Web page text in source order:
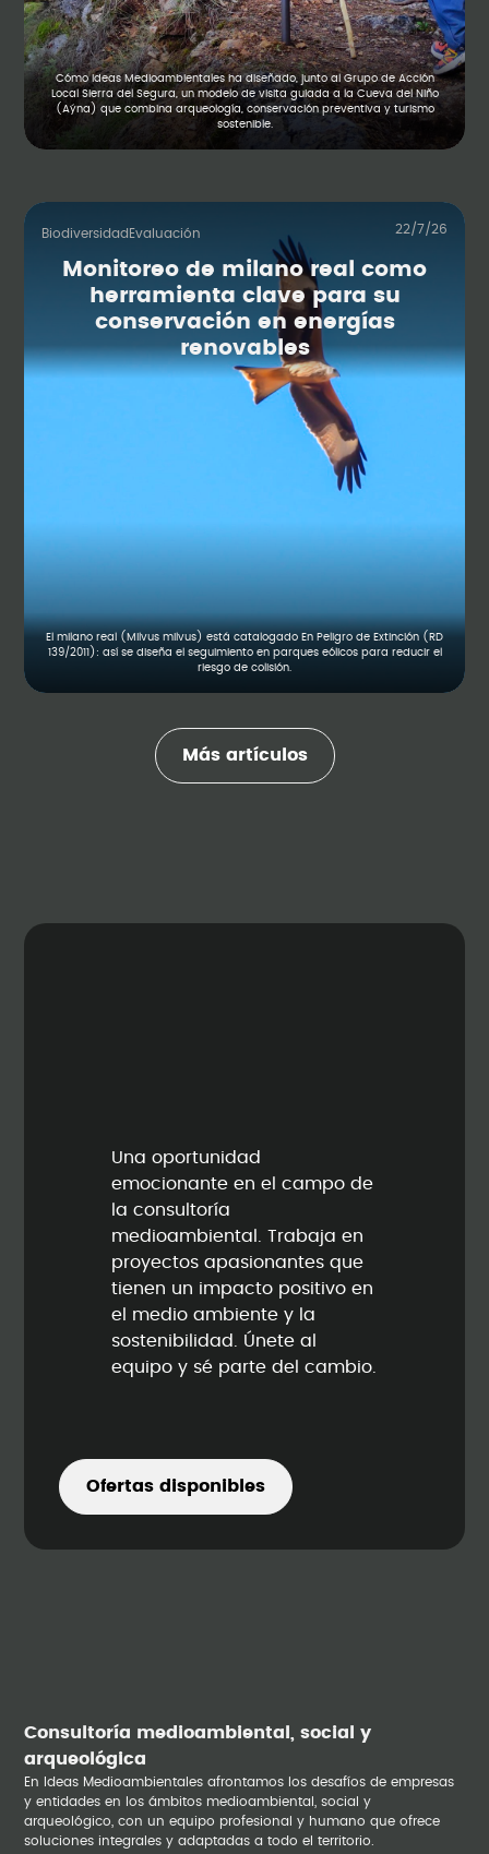
Cómo Ideas Medioambientales ha diseñado, junto al Grupo de Acción
Local Sierra del Segura, un modelo de visita guiada a la Cueva del Niño
(Aýna) que combina arqueología, conservación preventiva y turismo
sostenible.
Biodiversidad Evaluación 22/7/26
Monitoreo de milano real como
herramienta clave para su
conservación en energías
renovables
El milano real (Milvus milvus) está catalogado En Peligro de Extinción (RD
139/2011): así se diseña el seguimiento en parques eólicos para reducir el
riesgo de colisión.
Más artículos
Una oportunidad
emocionante en el campo de
la consultoría
medioambiental. Trabaja en
proyectos apasionantes que
tienen un impacto positivo en
el medio ambiente y la
sostenibilidad. Únete al
equipo y sé parte del cambio.
Ofertas disponibles
Consultoría medioambiental, social y
arqueológica
En Ideas Medioambientales afrontamos los desafíos de empresas
y entidades en los ámbitos medioambiental, social y
arqueológico, con un equipo profesional y humano que ofrece
soluciones integrales y adaptadas a todo el territorio.